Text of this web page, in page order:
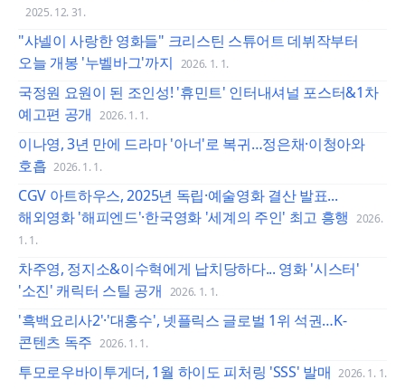
2025. 12. 31.
"샤넬이 사랑한 영화들" 크리스틴 스튜어트 데뷔작부터
오늘 개봉 '누벨바그'까지 2026. 1. 1.
국정원 요원이 된 조인성! '휴민트' 인터내셔널 포스터&1차
예고편 공개 2026. 1. 1.
이나영, 3년 만에 드라마 '아너'로 복귀…정은채·이청아와
호흡 2026. 1. 1.
CGV 아트하우스, 2025년 독립·예술영화 결산 발표...
해외영화 '해피엔드'·한국영화 '세계의 주인' 최고 흥행 2026.
1. 1.
차주영, 정지소&이수혁에게 납치당하다... 영화 '시스터'
'소진' 캐릭터 스틸 공개 2026. 1. 1.
'흑백요리사2'·'대홍수', 넷플릭스 글로벌 1위 석권…K-
콘텐츠 독주 2026. 1. 1.
투모로우바이투게더, 1월 하이도 피처링 'SSS' 발매 2026. 1. 1.